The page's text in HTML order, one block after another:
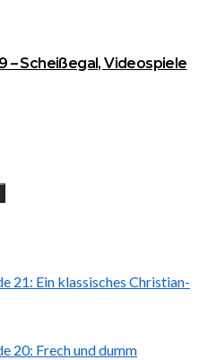
– Scheißegal, Videospiele
21: Ein klassisches Christian-
20: Frech und dumm